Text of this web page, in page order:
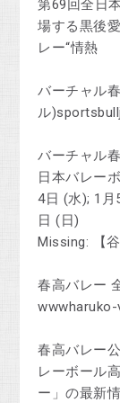
第69回全日
場する黒後
レー“情熱
バーチャル
ル
バーチャル
日本バレー
4日 (水); 1月
日 (日)
Missing: 【
春高バレー
春高バレー
レーボール
ー」の最新